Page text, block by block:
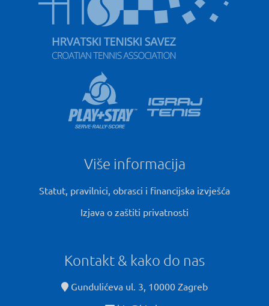
Više informacija
Statut, pravilnici, obrasci i financijska izvješća
Izjava o zaštiti privatnosti
Kontakt & kako do nas
Gundulićeva ul. 3, 10000 Zagreb